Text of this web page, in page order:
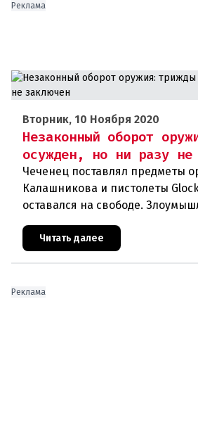
Реклама
Вторник, 10 Ноября 2020
Незаконный оборот
осужден, но ни разу не
Чеченец поставлял предметы
Калашникова и пистолеты
оставался на свободе.
используют незаконный
террористических планах. Куйт
Читать далее
Реклама